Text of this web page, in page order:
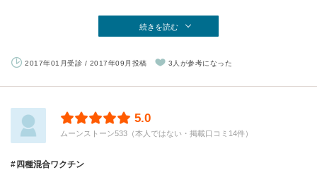
続きを読む
2017年01月受診 / 2017年09月投稿 3人が参考になった
5.0
ムーンストーン533（本人ではない・掲載口コミ14件）
四種混合ワクチン